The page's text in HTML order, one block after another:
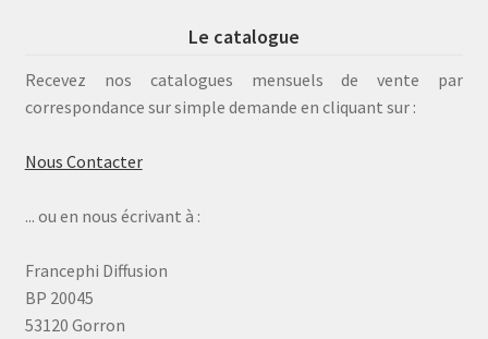
Le catalogue
Recevez nos catalogues mensuels de vente par
correspondance sur simple demande en cliquant sur :
Nous Contacter
... ou en nous écrivant à :
Francephi Diffusion
BP 20045
53120 Gorron